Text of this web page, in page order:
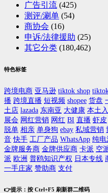
广告引流 (425)
测评/涮单 (54)
商协会 (16)
申诉/法律援助 (25)
其它分类 (180,462)
特色标签
跨境电商 亚马逊 tiktok shop
播 跨境直播 短视频 shopee 货盘
土店 lazada 东南亚 大健康 本土
展会 网红营销 网红 BI 直播 虾皮
脱单 相亲 单身狗 ebay 私域营销
音 快手 工厂产品 WhatsApp 纯电
金牌服务商 金牌供应商 卡派 空
派 欧洲 普鸥知识产权 日本专线
一手庄家 赞助商 支付
👉提示：按 Ctrl+F5 刷新群二维码